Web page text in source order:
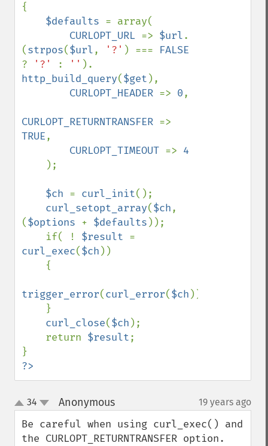
{
$defaults = array(
CURLOPT_URL => $url.
(strpos($url, '?' ) ===
?
'?' : ''
http_build_query($get ),
CURLOPT_HEADER => 0,
CURLOPT_RETURNTRANSFER
TRUE,
CURLOPT_TIMEOUT => 4
);
$ch = curl_init();
curl_setopt_array($ch,
($options + $defaults ));
    if( !
$result
curl_exec($ch ))
trigger_error(curl_error($ch ));
curl_close($ch );
    return
$result;
?>
up
down
34 Anonymous¶ 19 years ago
Be careful when using curl_exec() and
the CURLOPT_RETURNTRANSFER option.